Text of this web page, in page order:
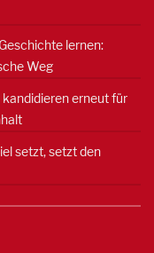
lernen:
Weg
erneut für
setzt, setzt den